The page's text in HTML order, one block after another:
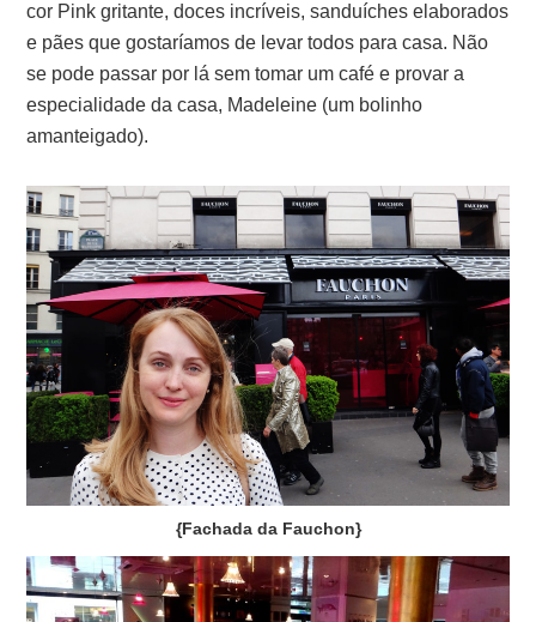
cor Pink gritante, doces incríveis, sanduíches elaborados
e pães que gostaríamos de levar todos para casa. Não
se pode passar por lá sem tomar um café e provar a
especialidade da casa, Madeleine (um bolinho
amanteigado).
{Fachada da Fauchon}